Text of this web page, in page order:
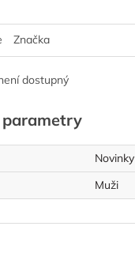
Značka
dostupný
Novinky
Muži